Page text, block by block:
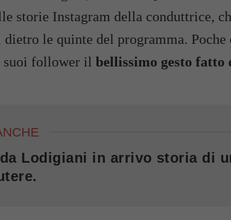
storie Instagram della conduttrice,
dietro le quinte del programma.
suoi follower il bellissimo gesto
Lodigiani in arrivo storia di